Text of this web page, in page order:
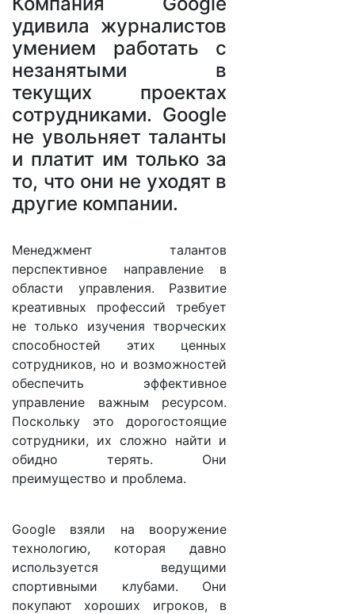
удивила журналистов
умением работать с
незанятыми в
текущих проектах
сотрудниками. Google
не увольняет таланты
и платит им только за
то, что они не уходят в
другие компании.
Менеджмент талантов
перспективное направление в
области управления. Развитие
креативных профессий требует
не только изучения творческих
способностей этих ценных
сотрудников, но и возможностей
обеспечить эффективное
управление важным ресурсом.
Поскольку это дорогостоящие
сотрудники, их сложно найти и
обидно терять. Они
преимущество и проблема.
Google взяли на вооружение
технологию, которая давно
используется ведущими
спортивными клубами. Они
покупают хороших игроков, в